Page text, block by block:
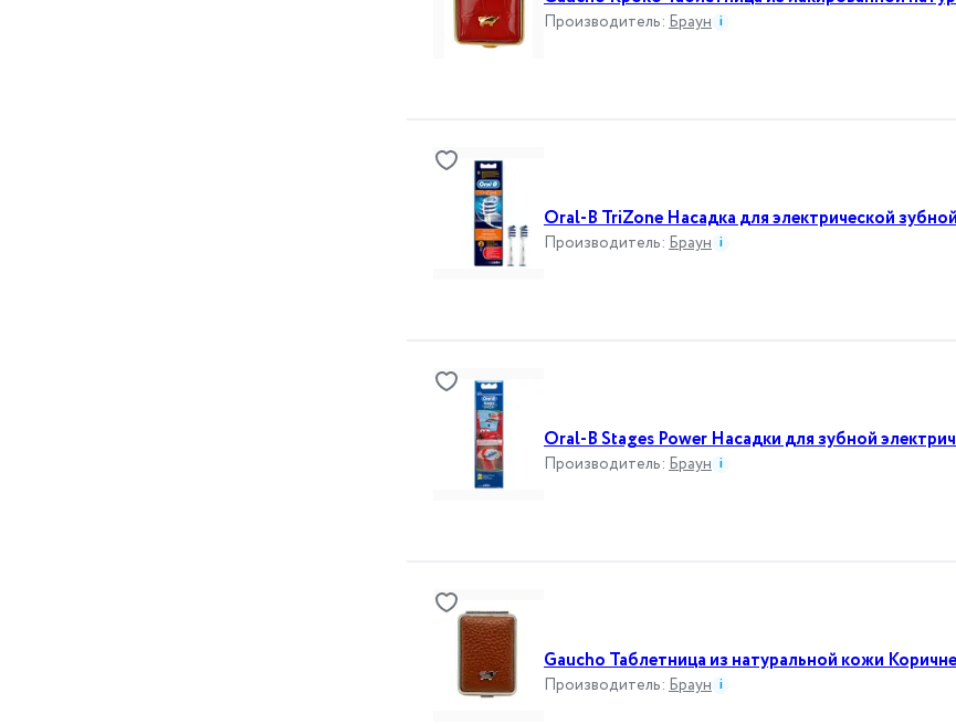
Производитель : Браун i
Oral-B TriZone Насадка для электрической
Производитель : Браун i
Oral-B Stages Power Насадки для зубной
Производитель : Браун i
Gaucho Таблетница из натуральной кожи
Производитель : Браун i